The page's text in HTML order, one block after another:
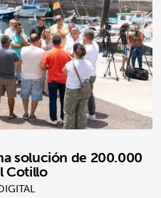
solución de 200.000
Cotillo